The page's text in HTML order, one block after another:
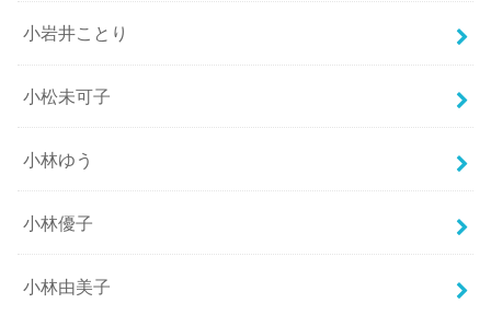
小岩井ことり
小松未可子
小林ゆう
小林優子
小林由美子